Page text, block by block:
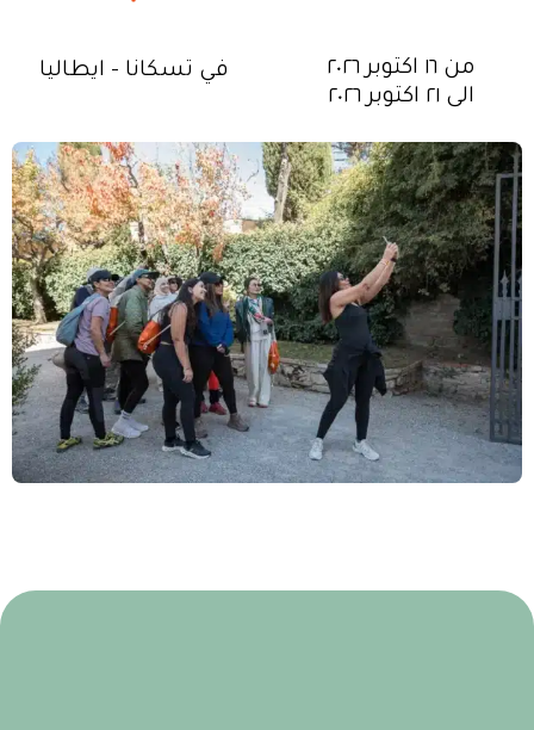
في تسكانا - ايطاليا
من ١٦ اكتوبر ٢٠٢٦
الى ٢١ اكتوبر ٢٠٢٦